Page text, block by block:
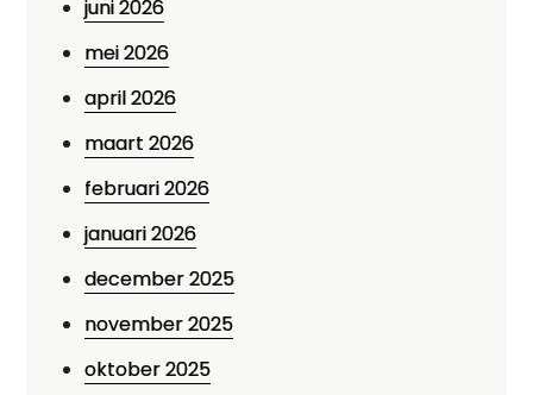
juni 2026
mei 2026
april 2026
maart 2026
februari 2026
januari 2026
december 2025
november 2025
oktober 2025